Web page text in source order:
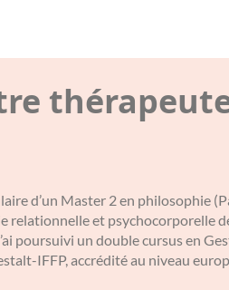
d’un Master 2 en philosophie
relationnelle et psychocorporelle
poursuivi un double cursus en
IFFP, accrédité au niveau